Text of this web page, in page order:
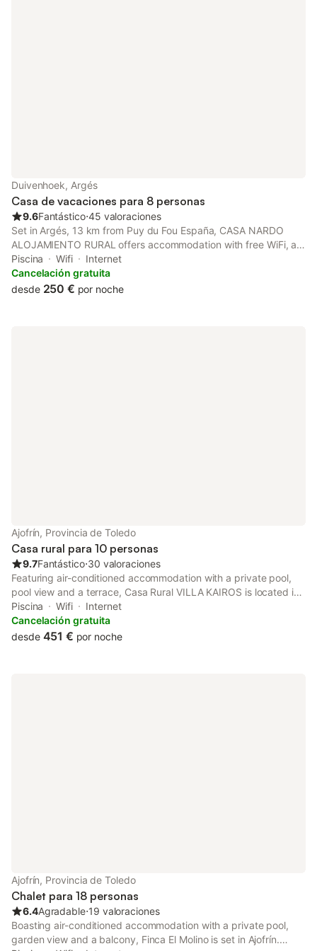
Duivenhoek, Argés
Casa de vacaciones para 8 personas
9.6Fantástico⋅45 valoraciones
Set in Argés, 13 km from Puy du Fou España, CASA NARDO
ALOJAMIENTO RURAL offers accommodation with free WiFi, a
terrace or a balcony and access to a garden and an outdoor
pool.
Piscina Wifi
Internet
Cancelación gratuita
desde 250 € por noche
Ajofrín, Provincia de Toledo
Casa rural para 10 personas
9.7Fantástico⋅30 valoraciones
Featuring air-conditioned accommodation with a private pool,
pool view and a terrace, Casa Rural VILLA KAIROS is located in
Ajofrín. With garden views, this accommodation features a patio.
Piscina Wifi
Internet
Cancelación gratuita
desde 451 € por noche
Ajofrín, Provincia de Toledo
Chalet para 18 personas
6.4Agradable⋅19 valoraciones
Boasting air-conditioned accommodation with a private pool,
garden view and a balcony, Finca El Molino is set in Ajofrín.